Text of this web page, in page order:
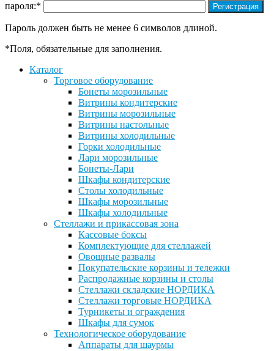
пароля:*
Пароль должен быть не менее 6 символов длиной.
*Поля, обязательные для заполнения.
Каталог
Торговое оборудование
Бонеты морозильные
Витрины кондитерские
Витрины морозильные
Витрины настольные
Витрины холодильные
Горки холодильные
Лари морозильные
Бонеты-Лари
Шкафы кондитерские
Столы холодильные
Шкафы морозильные
Шкафы холодильные
Стеллажи и прикассовая зона
Кассовые боксы
Комплектующие для стеллажей
Овощные развалы
Покупательские корзины и тележки
Распродажные корзины и столы
Стеллажи складские НОРДИКА
Стеллажи торговые НОРДИКА
Турникеты и ограждения
Шкафы для сумок
Технологическое оборудование
Аппараты для шаурмы